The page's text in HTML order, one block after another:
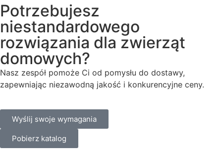
Potrzebujesz
niestandardowego
rozwiązania dla zwierząt
domowych?
Nasz zespół pomoże Ci od pomysłu do dostawy,
zapewniając niezawodną jakość i konkurencyjne ceny.
Wyślij swoje wymagania
Pobierz katalog